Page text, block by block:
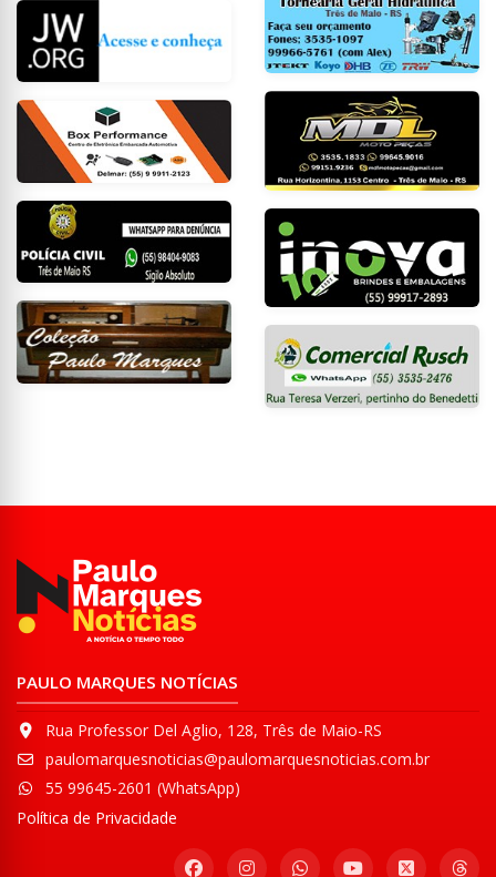
PAULO MARQUES NOTÍCIAS
Rua Professor Del Aglio, 128, Três de Maio-RS
paulomarquesnoticias@paulomarquesnoticias.com.br
55 99645-2601 (WhatsApp)
Política de Privacidade